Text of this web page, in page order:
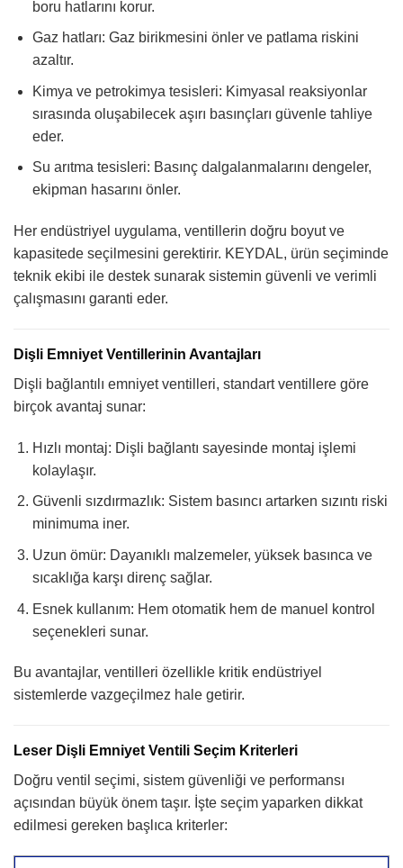
boru hatlarını korur.
Gaz hatları: Gaz birikmesini önler ve patlama riskini
azaltır.
Kimya ve petrokimya tesisleri: Kimyasal reaksiyonlar
sırasında oluşabilecek aşırı basınçları güvenle tahliye
eder.
Su arıtma tesisleri: Basınç dalgalanmalarını dengeler,
ekipman hasarını önler.
Her endüstriyel uygulama, ventillerin doğru boyut ve
kapasitede seçilmesini gerektirir. KEYDAL, ürün seçiminde
teknik ekibi ile destek sunarak sistemin güvenli ve verimli
çalışmasını garanti eder.
Dişli Emniyet Ventillerinin Avantajları
Dişli bağlantılı emniyet ventilleri, standart ventillere göre
birçok avantaj sunar:
Hızlı montaj: Dişli bağlantı sayesinde montaj işlemi
kolaylaşır.
Güvenli sızdırmazlık: Sistem basıncı artarken sızıntı riski
minimuma iner.
Uzun ömür: Dayanıklı malzemeler, yüksek basınca ve
sıcaklığa karşı direnç sağlar.
Esnek kullanım: Hem otomatik hem de manuel kontrol
seçenekleri sunar.
Bu avantajlar, ventilleri özellikle kritik endüstriyel
sistemlerde vazgeçilmez hale getirir.
Leser Dişli Emniyet Ventili Seçim Kriterleri
Doğru ventil seçimi, sistem güvenliği ve performansı
açısından büyük önem taşır. İşte seçim yaparken dikkat
edilmesi gereken başlıca kriterler: